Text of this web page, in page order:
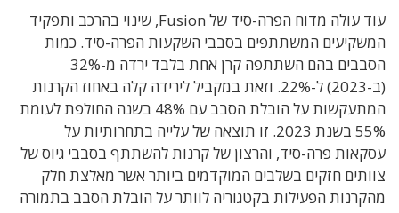
עוד עולה מדוח הפרה-סיד של Fusion, שינוי בהרכב ותפקיד
המשקיעים המשתתפים בסבבי השקעות הפרה-סיד. כמות
הסבבים בהם השתתפה קרן אחת בלבד ירדה מ-32%
(ב-2023) ל-22%. וזאת במקביל לירידה קלה באחוז הקרנות
המתעקשות על הובלת הסבב עם 48% בשנה החולפת לעומת
55% בשנת 2023. זו תוצאה של עלייה בתחרותיות על
עסקאות פרה-סיד, והרצון של קרנות להשתתף בסבבי גיוס של
צוותים חזקים בשלבים המוקדמים ביותר אשר מאלצת חלק
מהקרנות הפעילות בקטגוריה לוותר על הובלת הסבב בתמורה